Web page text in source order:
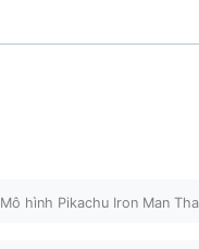
Mô hình Pikachu Iron Man